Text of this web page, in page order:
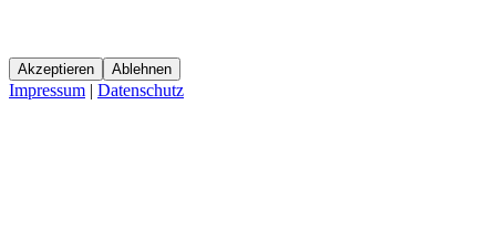
Akzeptieren Ablehnen
Impressum | Datenschutz